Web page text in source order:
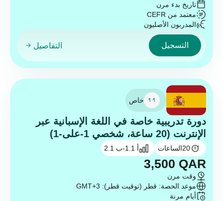
تاريخ بدء مرن
معتمد من CEFR
المدربون الأصليون
التسجيل التفاصيل
خاص
دورة تدريبية خاصة في اللغة الإسبانية عبر
الإنترنت (20 ساعة، شخصي 1-على-1)
20الساعات أ 1.1-ب 2.1
3,500 QAR
وقت مرن
موعد الحصة: قطر (توقيت قطر): GMT+3
أيام مرنة